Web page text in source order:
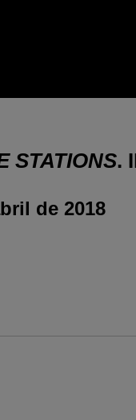
STATIONS.
de 2018